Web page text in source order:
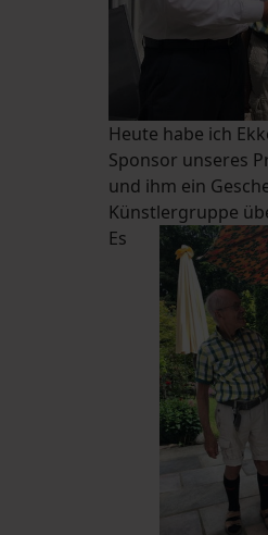
Heute habe ich
Sponsor unseres
und ihm ein
Künstlergruppe
Es